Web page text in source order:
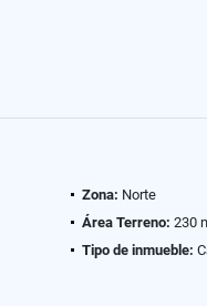
Zona: Norte
Área Terreno: 230
Tipo de inmueble: